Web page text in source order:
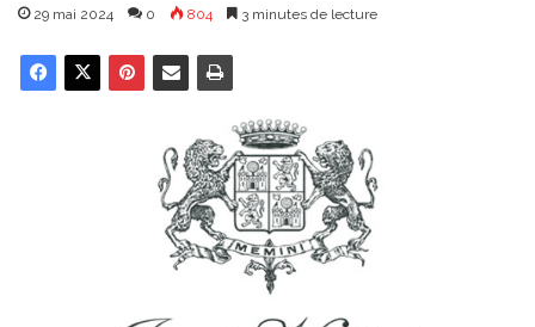
29 mai 2024 0 804 3 minutes de lecture